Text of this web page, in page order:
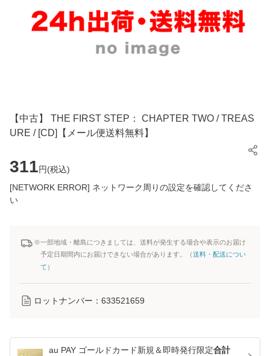
【中古】 THE FIRST STEP： CHAPTER TWO / TREAS
URE / [CD]【メール便送料無料】
311円(税込)
[NETWORK ERROR] ネットワーク周りの設定を確認してくださ
い
※一部地域・離島につきましては、送料が発生する場合や表示のお届け
予定日期間内にお届けできない場合があります。（送料・配送につい
て ）
ロットナンバー： 633521659
au PAY ゴールドカード新規＆即時発行限定合計